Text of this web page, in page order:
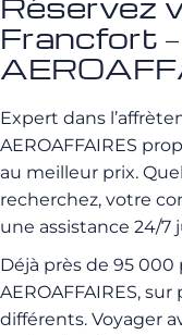
Francfort
Expert dans
AEROAFFAIRES
au meilleur prix.
recherchez, votre
une assistance 24/7
Déjà près de 95 000
AEROAFFAIRES,
différents. Voyager